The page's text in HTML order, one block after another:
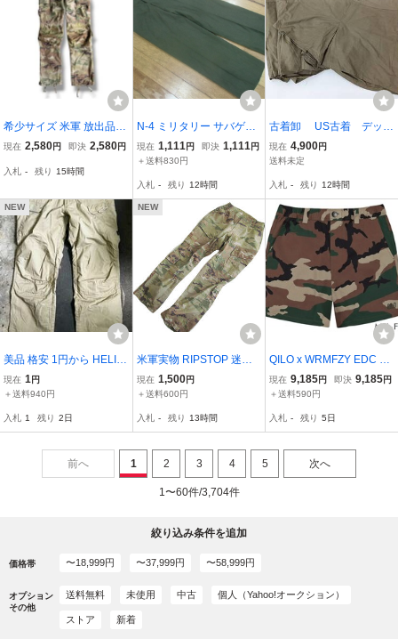
希少サイズ 米軍 放出品
マルチカム カーゴパンツ
現在 2,580円 即決 2,580円
入札 - 残り 15時間
N-4 ミリタリー サバゲー
コンバット アメカジ 米軍
放出品 実物 USMC MARI
クス ズボン コスプレ 制
服 30L W約78㎝
現在 1,111 円 即決 1,111 円
＋送料830円
入札 - 残り 12時間
古着卸 US古着 デッド
ストック＊U.S.ARMY ア
メリカ軍 1940'S 当時物
パンツ ショートパンツ お
買い得4枚セット
現在 4,900円
送料未定
入札 - 残り 12時間
NEW
美品 格安 1円から HELIK
ON-TEX ヘリコンテック
ス アーバンタクティカル
キ ミリタリー サバゲー
現在 1 円
＋送料940円
入札 1 残り 2日
NEW
米軍実物 RIPSTOP 迷彩
カモフラ ミリタリーパン
ツ コンバットパンツ レデ
現在 1,500円
＋送料600円
入札 - 残り 13時間
QILO x WRMFZY EDC M
k. II ショートパンツ M81
ウッドランド【限定販
現在 9,185円 即決 9,185円
＋送料590円
入札 - 残り 5日
前へ 1 2 3 4 5 次へ
1〜60件/3,704件
絞り込み条件を追加
価格帯 〜18,999円 〜37,999円 〜58,999円
オプション
その他
送料無料 未使用 中古 個人（Yahoo!オークション）
ストア 新着